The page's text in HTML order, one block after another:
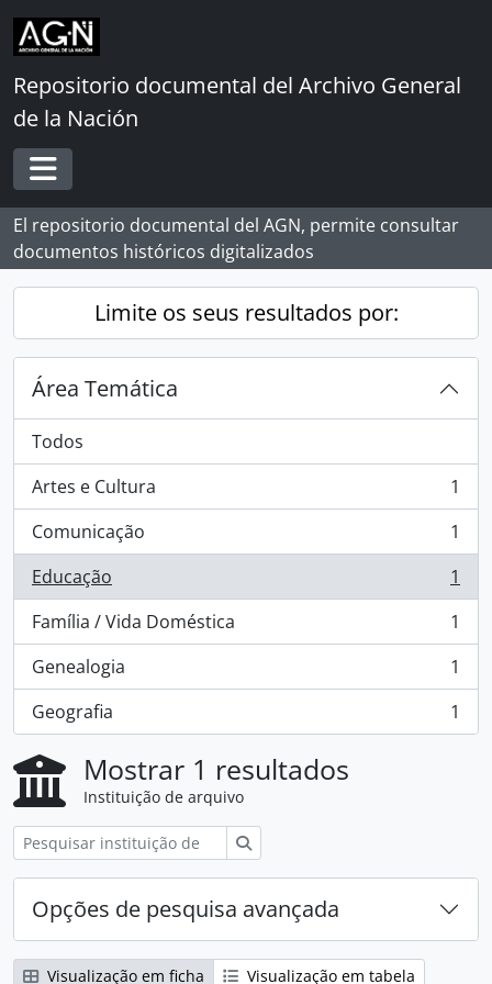
Skip to main content
Repositorio documental del Archivo General
de la Nación
Toggle navigation
El repositorio documental del AGN, permite consultar
documentos históricos digitalizados
Limite os seus resultados por:
Área Temática
Todos
Artes e Cultura
, 1 resultados
1
Comunicação
, 1 resultados
1
Educação
, 1 resultados
1
Família / Vida Doméstica
, 1 resultados
1
Genealogia
, 1 resultados
1
Geografia
, 1 resultados 1
Mostrar 1 resultados
Instituição de arquivo
Opções de pesquisa avançada
Visualização em ficha Visualização em tabela